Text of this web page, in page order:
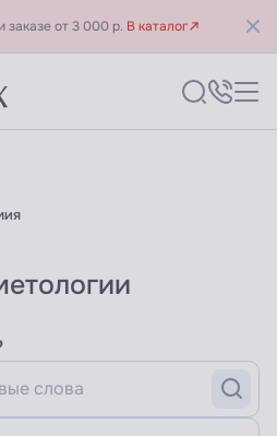
заказе от 3 000 р. В каталог